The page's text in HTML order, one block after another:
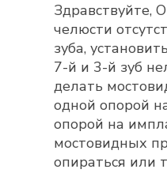
Здравствуйте,
челюсти
зуба,
7-й и 3-й зуб
делать
одной опорой
опорой на
мостовидных
опираться или